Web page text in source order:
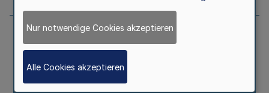
Gesetz über die Hochschulen des Landes
Nordrhein-Westfalen (Hochschulgesetz -
HG)
Nur notwendige Cookies akzeptieren
Alle Cookies akzeptieren